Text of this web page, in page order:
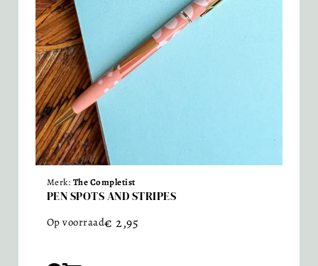
Merk: The Completist
PEN SPOTS AND STRIPES
Op voorraad€ 2,95